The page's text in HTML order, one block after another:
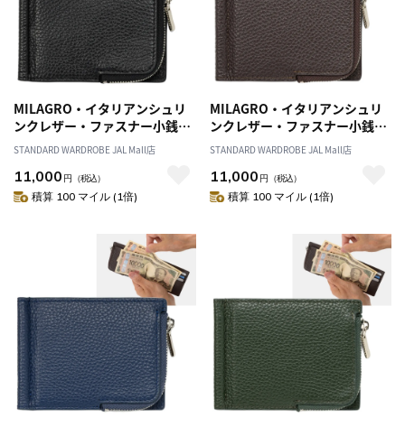
MILAGRO・イタリアンシュリ
ンクレザー・ファスナー小銭入
れ付き札ばさみ・ブラック
STANDARD WARDROBE JAL Mall店
11,000 円 （税込）
積算 100 マイル (1倍)
MILAGRO・イタリアンシュリ
ンクレザー・ファスナー小銭入
れ付き札ばさみ・ダークブラウ
ン
STANDARD WARDROBE JAL Mall店
11,000 円 （税込）
積算 100 マイル (1倍)